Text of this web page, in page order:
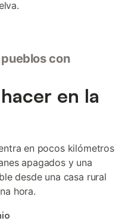
con
en la
en pocos kilómetros
apagados y una
desde una casa rural
hora.